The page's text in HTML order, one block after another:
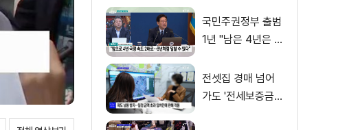
국민주권정부 출범
1년 "남은 4년은 8
전셋집 경매 넘어
가도 '전세보증금'